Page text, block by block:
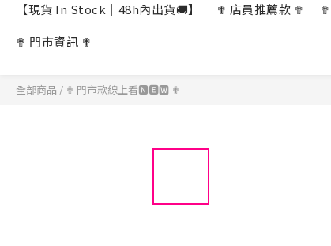
【現貨 In Stock｜48h內出貨🚚】
✟ 店員推薦款 ✟
✟ 門市資訊 ✟
全部商品 / ✟ 門市款線上看🅽🅴🆆 ✟